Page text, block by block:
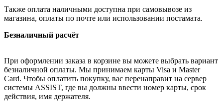
Также оплата наличными доступна при самовывозе из
магазина, оплаты по почте или использовании постамата.
Безналичный расчёт
При оформлении заказа в корзине вы можете выбрать вариант
безналичной оплаты. Мы принимаем карты Visa и Master
Card. Чтобы оплатить покупку, вас перенаправит на сервер
системы ASSIST, где вы должны ввести номер карты, срок
действия, имя держателя.